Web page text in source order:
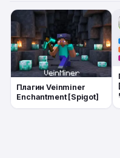
Плагин Veinminer
Enchantment [Spigot]